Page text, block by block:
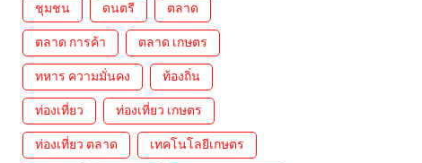
ชุมชน ดนตรี ตลาด
ตลาด การค้า ตลาด เกษตร
ทหาร ความมั่นคง ท้องถิ่น
ท่องเที่ยว ท่องเที่ยว เกษตร
ท่องเที่ยว ตลาด เทคโนโลยีเกษตร